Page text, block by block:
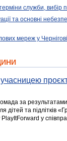
терміни служби,
та основні
мереж у
за
дітей та підлітків
у